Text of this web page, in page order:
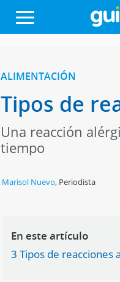
ALIMENTACIÓN
Tipos de
Una reacción
tiempo
Marisol Nuevo, Periodista
En este artículo
3 Tipos de reacciones